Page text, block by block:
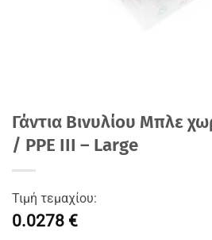
Γάντια Βινυλίου Μπλε
/ PPE III – Large
Τιμή τεμαχίου:
0.0278 €